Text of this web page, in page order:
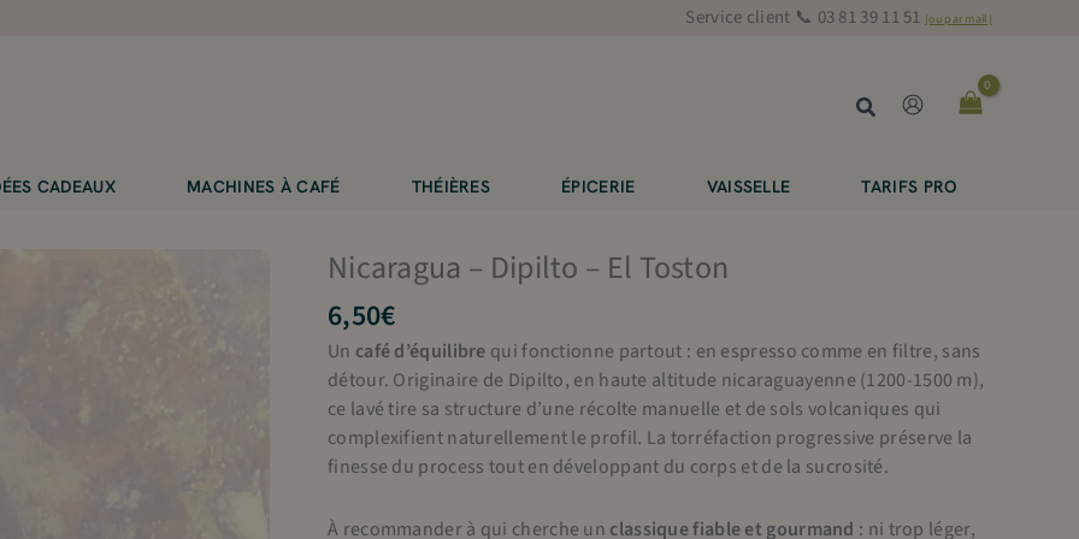
Service client 📞 03 81 39 11 51 (ou par mail)
Rechercher
CADEAUX MACHINES À CAFÉ THÉIÈRES ÉPICERIE VAISSELLE TARIFS PRO
Nicaragua – Dipilto – El Toston
6,50€
Un café d’équilibre qui fonctionne partout : en espresso comme en filtre, sans
détour. Originaire de Dipilto, en haute altitude nicaraguayenne (1200-1500 m),
ce lavé tire sa structure d’une récolte manuelle et de sols volcaniques qui
complexifient naturellement le profil. La torréfaction progressive préserve la
finesse du process tout en développant du corps et de la sucrosité.
À recommander à qui cherche un classique fiable et gourmand : ni trop léger,